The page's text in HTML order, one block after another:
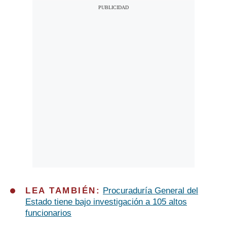
LEA TAMBIÉN:
Procuraduría General del
Estado tiene bajo investigación a 105 altos
funcionarios